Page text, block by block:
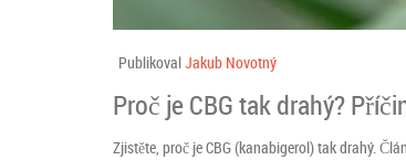
PublikovalJakub Novotný
Proč je CBG tak drahý?
Zjistěte, proč je CBG (kanabigerol) tak drahý.